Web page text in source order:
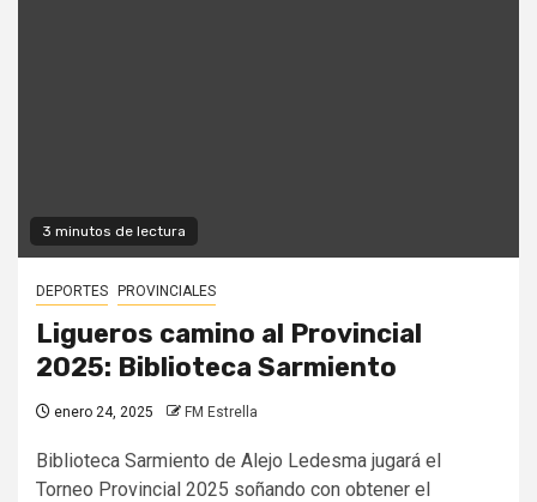
3 minutos de lectura
DEPORTES PROVINCIALES
Ligueros camino al Provincial
2025: Biblioteca Sarmiento
enero 24, 2025 FM Estrella
Biblioteca Sarmiento de Alejo Ledesma jugará el
Torneo Provincial 2025 soñando con obtener el